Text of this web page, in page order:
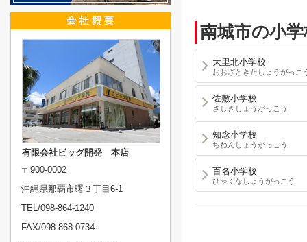
南城市の小
大里北小学校
おおざときたしょうがっこ
佐敷小学校
さしきしょうがっこう
知念小学校
ちねんしょうがっこう
百名小学校
ひゃくなしょうがっこう
有限会社ビッグ開発 本店
〒900-0002
沖縄県那覇市曙３丁目6-1
TEL/098-864-1240
FAX/098-868-0734